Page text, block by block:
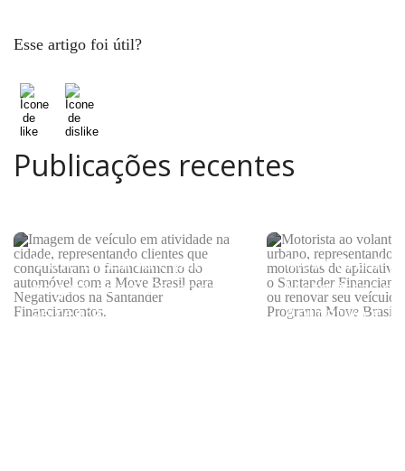
Esse artigo foi útil?
Publicações recentes
Move Brasil vale para
negativados? Entenda
as regras do programa
Move Brasil
Motoristas de
Aplicativo e